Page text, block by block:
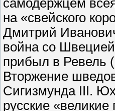
самодержцем
на «свейского
Дмитрий
война со
прибыл в Ревель
Вторжение
Сигизмунда III.
русские